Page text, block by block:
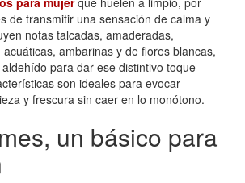
de transmitir una sensación de calma y
notas talcadas, amaderadas,
ambarinas y de flores blancas,
para dar ese distintivo toque
son ideales para evocar
y frescura sin caer en lo monótono.
un básico para